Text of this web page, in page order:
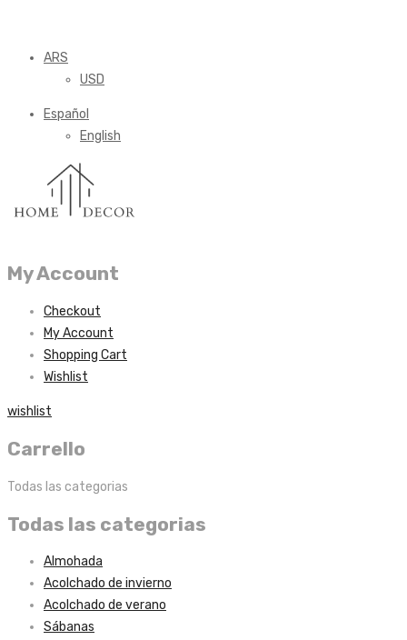
ARS
USD
Español
English
My Account
Checkout
My Account
Shopping Cart
Wishlist
wishlist
Carrello
Todas las categorias
Todas las categorias
Almohada
Acolchado de invierno
Acolchado de verano
Sábanas